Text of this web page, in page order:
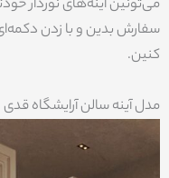
سفارش بدین و با زدن
کنین.
مدل آینه سالن آرایشگاه قدی